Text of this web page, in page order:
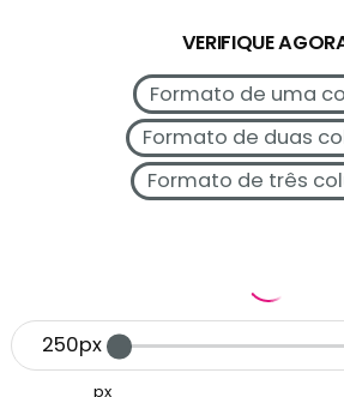
VERIFIQUE
Formato de uma
Formato de duas
Formato de três
250px
px